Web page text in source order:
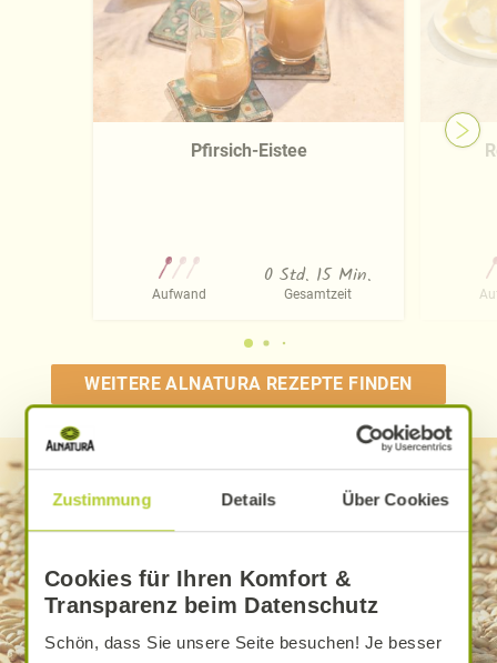
Zustimmung Details Über Cookies
Cookies für Ihren Komfort &
Transparenz beim Datenschutz
Schön, dass Sie unsere Seite besuchen! Je besser
Pfirsich-Eistee
Aufwand
0 Std. 15 Min.
Gesamtzeit
WEITERE ALNATURA REZEPTE FINDEN